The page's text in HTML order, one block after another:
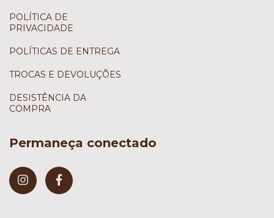
POLÍTICA DE
PRIVACIDADE
POLÍTICAS DE ENTREGA
TROCAS E DEVOLUÇÕES
DESISTÊNCIA DA
COMPRA
Permaneça conectado